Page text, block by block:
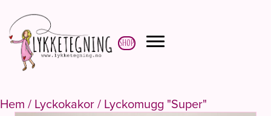
Shop
Hem / Lyckokakor/ Lyckomugg "Super"